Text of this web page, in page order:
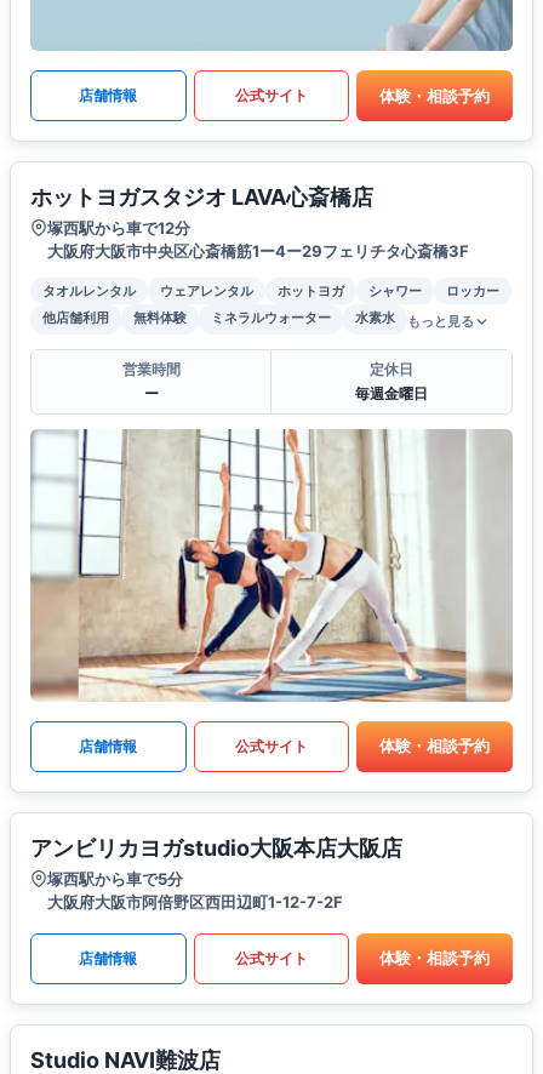
店舗情報 公式サイト 体験・相談予約
ホットヨガスタジオ LAVA心斎橋店
塚西駅から車で12分
大阪府大阪市中央区心斎橋筋1ー4ー29フェリチタ心斎橋3F
タオルレンタル ウェアレンタル ホットヨガ シャワー
ロッカー
他店舗利用
無料体験 ミネラルウォーター 水素水 もっと見る
営業時間
ー
定休日
毎週金曜日
店舗情報 公式サイト 体験・相談予約
アンビリカヨガstudio大阪本店大阪店
塚西駅から車で5分
大阪府大阪市阿倍野区西田辺町1-12-7-2F
店舗情報 公式サイト 体験・相談予約
Studio NAVI難波店